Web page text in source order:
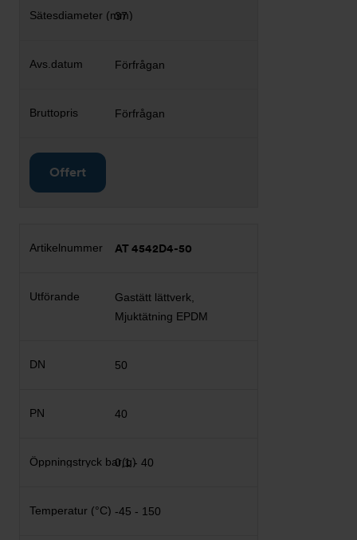
37
Förfrågan
Förfrågan
Offert
AT 4542D4-50
Gastätt lättverk,
Mjuktätning EPDM
50
40
0,1 - 40
-45 - 150